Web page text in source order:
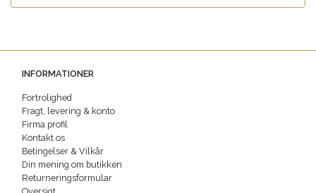
INFORMATIONER
Fortrolighed
Fragt, levering & konto
Firma profil
Kontakt os
Betingelser & Vilkår
Din mening om butikken
Returneringsformular